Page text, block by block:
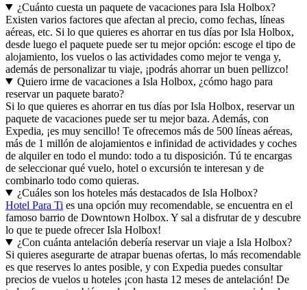
¿Cuánto cuesta un paquete de vacaciones para Isla Holbox?
Existen varios factores que afectan al precio, como fechas, líneas
aéreas, etc. Si lo que quieres es ahorrar en tus días por Isla Holbox,
desde luego el paquete puede ser tu mejor opción: escoge el tipo de
alojamiento, los vuelos o las actividades como mejor te venga y,
además de personalizar tu viaje, ¡podrás ahorrar un buen pellizco!
Quiero irme de vacaciones a Isla Holbox, ¿cómo hago para
reservar un paquete barato?
Si lo que quieres es ahorrar en tus días por Isla Holbox, reservar un
paquete de vacaciones puede ser tu mejor baza. Además, con
Expedia, ¡es muy sencillo! Te ofrecemos más de 500 líneas aéreas,
más de 1 millón de alojamientos e infinidad de actividades y coches
de alquiler en todo el mundo: todo a tu disposición. Tú te encargas
de seleccionar qué vuelo, hotel o excursión te interesan y de
combinarlo todo como quieras.
¿Cuáles son los hoteles más destacados de Isla Holbox?
Hotel Para Ti es una opción muy recomendable, se encuentra en el
famoso barrio de Downtown Holbox. Y sal a disfrutar de y descubre
lo que te puede ofrecer Isla Holbox!
¿Con cuánta antelación debería reservar un viaje a Isla Holbox?
Si quieres asegurarte de atrapar buenas ofertas, lo más recomendable
es que reserves lo antes posible, y con Expedia puedes consultar
precios de vuelos u hoteles ¡con hasta 12 meses de antelación! De